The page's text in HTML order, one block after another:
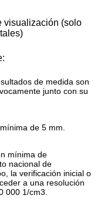
visualización (solo
de medida son
junto con su
de 5 mm.
mínima de
nacional de
la verificación inicial o
a una resolución
000 1/cm3